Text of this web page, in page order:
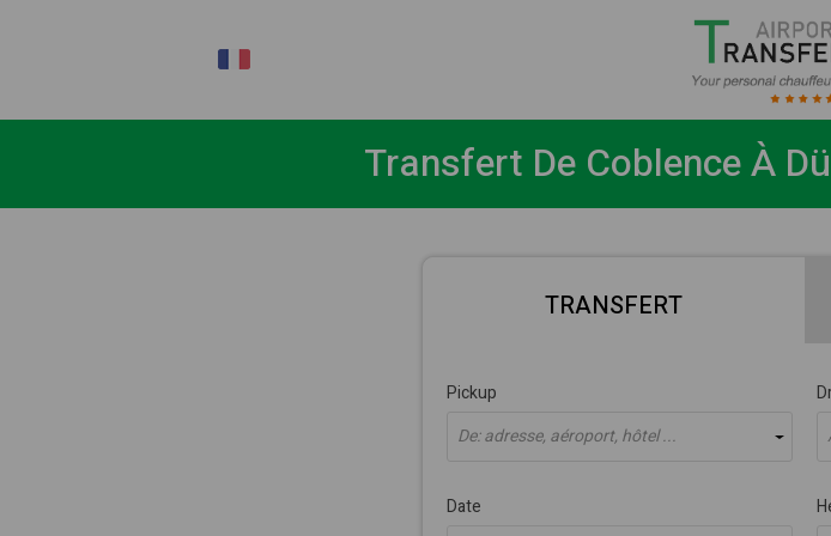
Transfert De Coblence À
TRANSFERT
Pickup
De: adresse, aéroport, hôtel ...
Date